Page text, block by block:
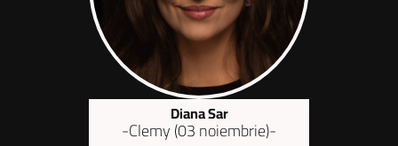
Diana Sar
-Clemy (03 noiembrie)-